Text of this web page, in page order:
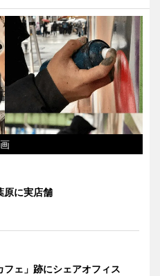
原に実店舗
フェ」跡にシェアオフィス